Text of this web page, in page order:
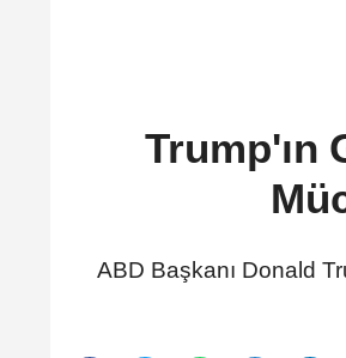
Trump'ın
ABD Başkanı Donald